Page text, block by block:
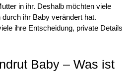
in ihr. Deshalb möchten viele
ihr Baby verändert hat.
ihre Entscheidung, private Details
Baby – Was ist